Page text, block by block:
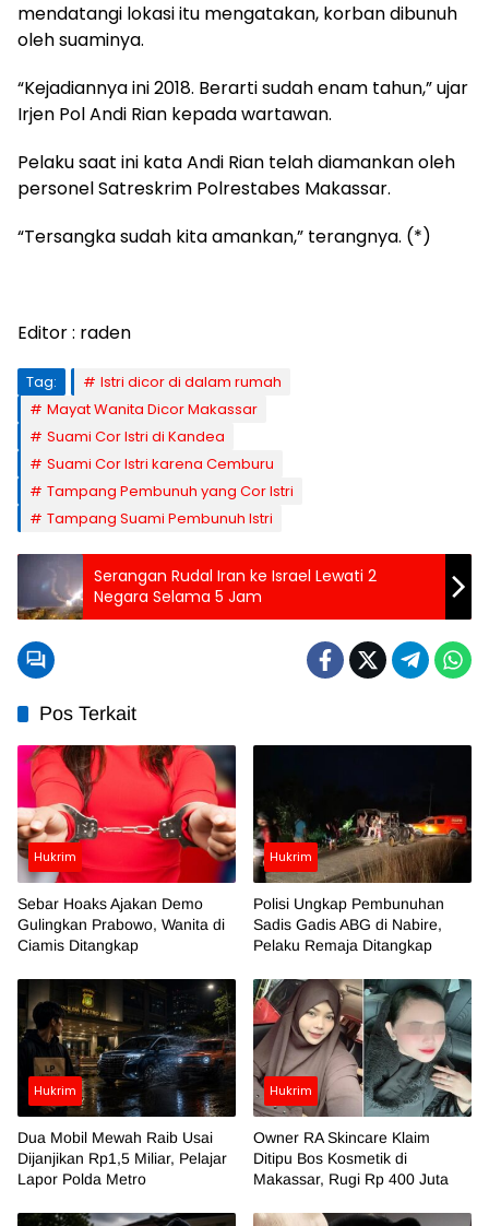
mendatangi lokasi itu mengatakan, korban dibunuh
oleh suaminya.
“Kejadiannya ini 2018. Berarti sudah enam tahun,” ujar
Irjen Pol Andi Rian kepada wartawan.
Pelaku saat ini kata Andi Rian telah diamankan oleh
personel Satreskrim Polrestabes Makassar.
“Tersangka sudah kita amankan,” terangnya. (*)
Editor : raden
Tag:
Istri dicor di dalam rumah
Mayat Wanita Dicor Makassar
Suami Cor Istri di Kandea
Suami Cor Istri karena Cemburu
Tampang Pembunuh yang Cor Istri
Tampang Suami Pembunuh Istri
Serangan Rudal Iran ke Israel Lewati 2
Negara Selama 5 Jam
Pos Terkait
Hukrim
Sebar Hoaks Ajakan Demo
Gulingkan Prabowo, Wanita di
Ciamis Ditangkap
Hukrim
Polisi Ungkap Pembunuhan
Sadis Gadis ABG di Nabire,
Pelaku Remaja Ditangkap
Hukrim
Dua Mobil Mewah Raib Usai
Dijanjikan Rp1,5 Miliar, Pelajar
Lapor Polda Metro
Hukrim
Owner RA Skincare Klaim
Ditipu Bos Kosmetik di
Makassar, Rugi Rp 400 Juta